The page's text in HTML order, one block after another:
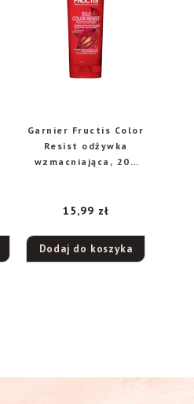
Garnier Fructis Color
Resist odżywka
wzmacniająca, 200
15,99 zł
Dodaj do koszyka